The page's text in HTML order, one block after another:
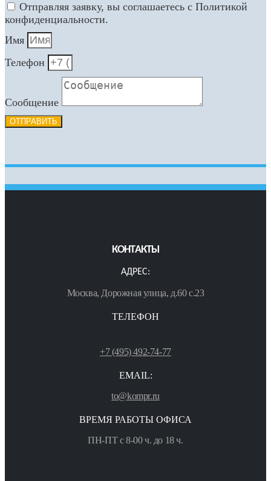
Отправляя заявку, вы соглашаетесь с Политикой
конфиденциальности.
Имя
Телефон
Сообщение
ОТПРАВИТЬ
КОНТАКТЫ
АДРЕС:
Москва, Дорожная улица, д.60 с.23
ТЕЛЕФОН
+7 (495) 492-74-77
EMAIL:
to@kompr.ru
ВРЕМЯ РАБОТЫ ОФИСА
ПН-ПТ с 8-00 ч. до 18 ч.